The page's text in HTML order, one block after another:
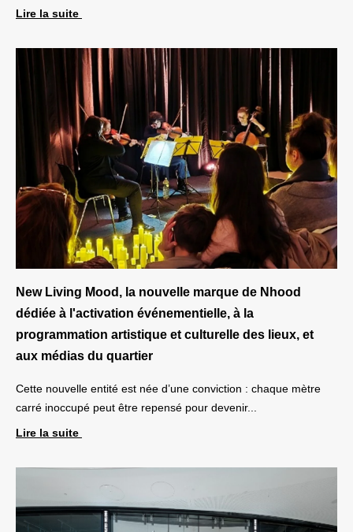
Lire la suite
New Living Mood, la nouvelle marque de Nhood
dédiée à l'activation événementielle, à la
programmation artistique et culturelle des lieux, et
aux médias du quartier
Cette nouvelle entité est née d’une conviction : chaque mètre
carré inoccupé peut être repensé pour devenir...
Lire la suite